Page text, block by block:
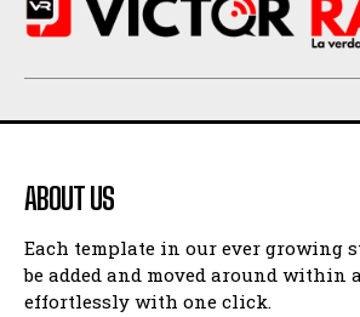
ABOUT US
Each template in our ever growing
be added and moved around within
effortlessly with one click.